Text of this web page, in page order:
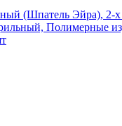
(Шпатель Эйра), 2-
Полимерные